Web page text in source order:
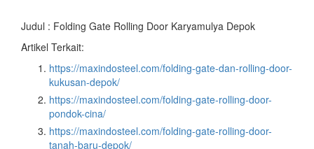
Judul : Folding Gate Rolling Door Karyamulya Depok
Artikel Terkait:
https://maxindosteel.com/folding-gate-dan-rolling-door-
kukusan-depok/
https://maxindosteel.com/folding-gate-rolling-door-
pondok-cina/
https://maxindosteel.com/folding-gate-rolling-door-
tanah-baru-depok/